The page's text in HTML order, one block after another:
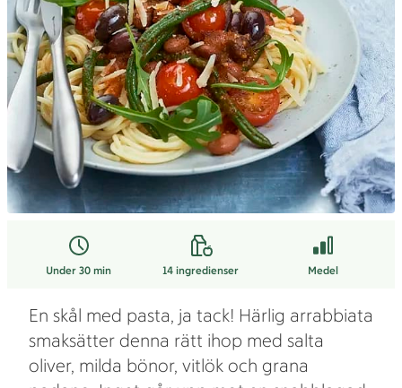
Under 30 min 14ingredienser Medel
En skål med pasta, ja tack! Härlig arrabbiata
smaksätter denna rätt ihop med salta
oliver, milda bönor, vitlök och grana